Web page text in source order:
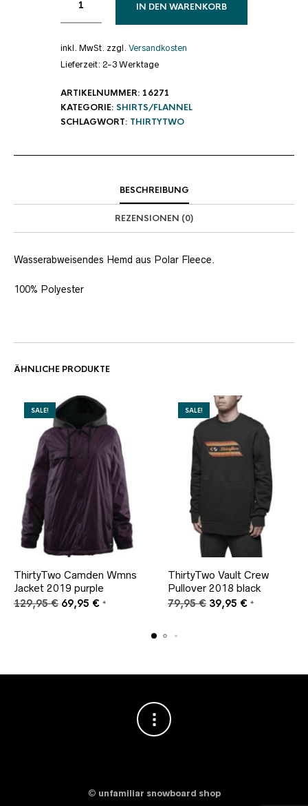
IN DEN WARENKORB
inkl. MwSt. zzgl. Versandkosten
Lieferzeit: 2-3 Werktage
ARTIKELNUMMER: 16271
KATEGORIE: SHIRTS/FLANNEL
SCHLAGWORT: THIRTYTWO
BESCHREIBUNG
REZENSIONEN (0)
Wasserabweisendes Hemd aus Polar Fleece.
100% Polyester
ÄHNLICHE PRODUKTE
SALE!
ThirtyTwo Camden Wmns
Jacket 2019 purple
129,95€ Ursprünglicher
69,95 €Aktueller
*
SALE!
ThirtyTwo Vault Crew
Pullover 2018 black
79,95€ Ursprünglicher
39,95 €Aktueller
*
© unfamiliar snowboard shop